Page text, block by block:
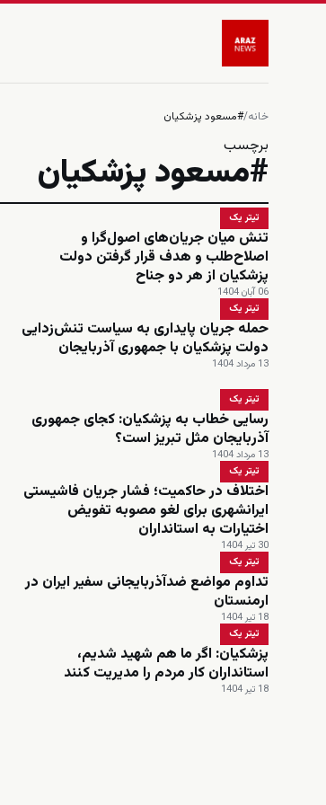
خانه/#مسعود پزشکیان
برچسب
#مسعود پزشکیان
تیتر یک
تنش میان جریان‌های اصول‌گرا و
اصلاح‌طلب و هدف قرار گرفتن دولت
پزشکیان از هر دو جناح
06 آبان 1404
تیتر یک
حمله جریان پایداری به سیاست تنش‌زدایی
دولت پزشکیان با جمهوری آذربایجان
13 مرداد 1404
تیتر یک
رسایی خطاب به پزشکیان: کجای جمهوری
آذربایجان مثل تبریز است؟
13 مرداد 1404
تیتر یک
اختلاف در حاکمیت؛ فشار جریان فاشیستی
ایرانشهری برای لغو مصوبه تفویض
اختیارات به استانداران
30 تیر 1404
تیتر یک
تداوم مواضع ضدآذربایجانی سفیر ایران در
ارمنستان
18 تیر 1404
تیتر یک
پزشکیان: اگر ما هم شهید شدیم،
استانداران کار مردم را مدیریت کنند
18 تیر 1404